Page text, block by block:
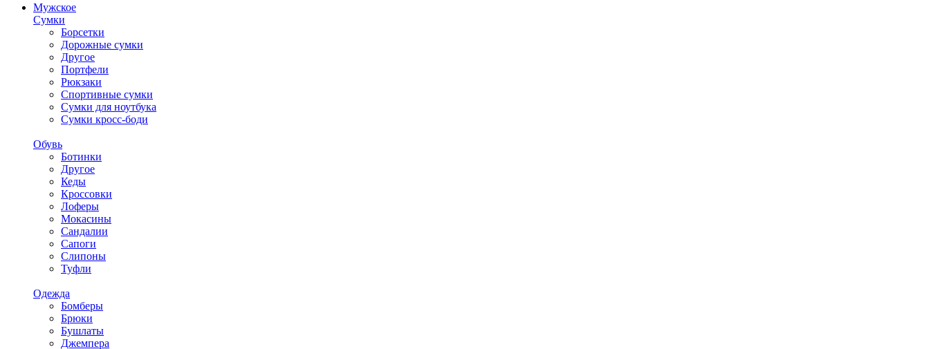
Мужское
Сумки
Борсетки
Дорожные сумки
Другое
Портфели
Рюкзаки
Спортивные сумки
Сумки для ноутбука
Сумки кросс-боди
Обувь
Ботинки
Другое
Кеды
Кроссовки
Лоферы
Мокасины
Сандалии
Сапоги
Слипоны
Туфли
Одежда
Бомберы
Брюки
Бушлаты
Джемпера